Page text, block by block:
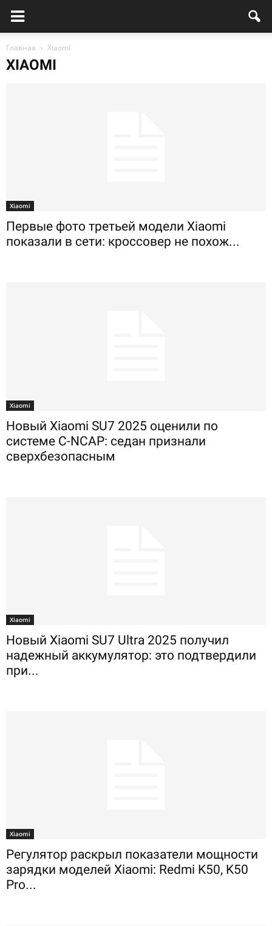
Главная Xiaomi
XIAOMI
Xiaomi
Первые фото третьей модели Xiaomi
показали в сети: кроссовер не похож...
Xiaomi
Новый Xiaomi SU7 2025 оценили по
системе C-NCAP: седан признали
сверхбезопасным
Xiaomi
Новый Xiaomi SU7 Ultra 2025 получил
надежный аккумулятор: это подтвердили
при...
Xiaomi
Регулятор раскрыл показатели мощности
зарядки моделей Xiaomi: Redmi K50, K50
Pro...